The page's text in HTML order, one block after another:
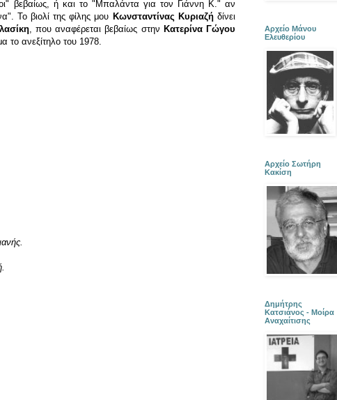
βεβαίως, ή και το "Μπαλάντα για τον Γιάννη Κ." αν
Το βιολί της φίλης μου Κωνσταντίνας Κυριαζήδίνει
, που αναφέρεται βεβαίως στην Κατερίνα Γώγου
το ανεξίτηλο του 1978.
Αρχείο Μάνου
Ελευθερίου
Αρχείο Σωτήρη
Κακίση
Δημήτρης
Κατσιάνος - Μοίρα
Αναχαίτισης